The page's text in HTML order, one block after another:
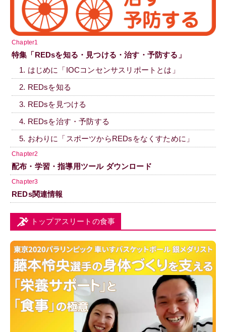
Chapter1
特集「REDsを知る・見つける・治す・予防する」
1. はじめに「IOCコンセンサスリポートとは」
2. REDsを知る
3. REDsを見つける
4. REDsを治す・予防する
5. おわりに「スポーツからREDsをなくすために」
Chapter2
配布・学習・指導用ツール ダウンロード
Chapter3
REDs関連情報
トップアスリートの食事